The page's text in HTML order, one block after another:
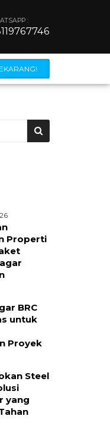
:
Metal
Properti
BRC
untuk
Proyek
Steel
yang